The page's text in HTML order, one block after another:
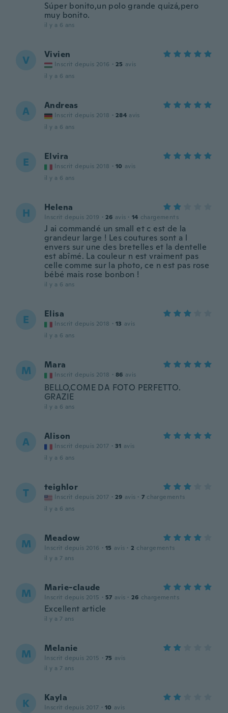
Súper bonito,un polo grande quizá,pero
muy bonito.
il y a 6 ans
V Vivien
Inscrit depuis 2016 · 25 avis
il y a 6 ans
A Andreas
Inscrit depuis 2018 · 284 avis
il y a 6 ans
E Elvira
Inscrit depuis 2018 · 10 avis
il y a 6 ans
H Helena
Inscrit depuis 2019 · 26 avis · 14 chargements
J ai commandé un small et c est de la
grandeur large ! Les coutures sont a l
envers sur une des bretelles et la dentelle
est abîmé. La couleur n est vraiment pas
celle comme sur la photo, ce n est pas rose
bébé mais rose bonbon !
il y a 6 ans
E Elisa
Inscrit depuis 2018 · 13 avis
il y a 6 ans
M Mara
Inscrit depuis 2018 · 86 avis
BELLO,COME DA FOTO PERFETTO.
GRAZIE
il y a 6 ans
A Alison
Inscrit depuis 2017 · 31 avis
il y a 6 ans
T teighlor
Inscrit depuis 2017 · 29 avis · 7 chargements
il y a 6 ans
M Meadow
Inscrit depuis 2016 · 15 avis · 2 chargements
il y a 7 ans
M Marie-claude
Inscrit depuis 2015 · 57 avis · 26 chargements
Excellent article
il y a 7 ans
M Melanie
Inscrit depuis 2015 · 75 avis
il y a 7 ans
K Kayla
Inscrit depuis 2017 · 10 avis